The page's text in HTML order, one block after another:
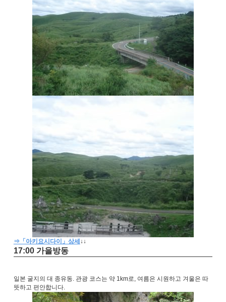
⇒「아키요시다이」상세 ↓↓
17:00 가을방동
일본 굴지의 대 종유동. 관광 코스는 약 1km로, 여름은 시원하고 겨울은 따
뜻하고 편안합니다.